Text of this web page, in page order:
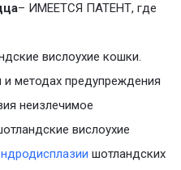
– ИМЕЕТСЯ ПАТЕНТ, где
вислоухие кошки.
и методах предупреждения
неизлечимое
вислоухие
шотландских